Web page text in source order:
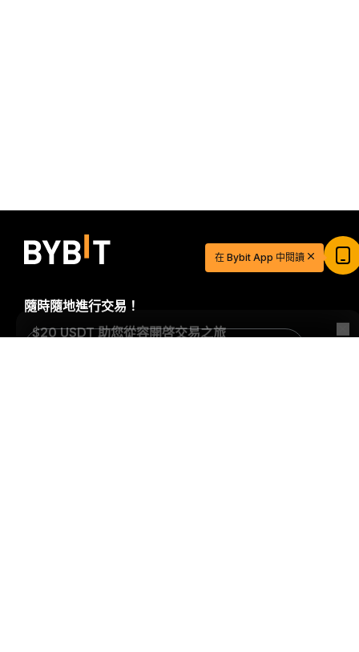
隨時隨地進行交易！
$20 USDT 助您從容開啓交易之旅
立即註冊並儲值，$20 輕鬆到手 在 Bybit App 中閱讀